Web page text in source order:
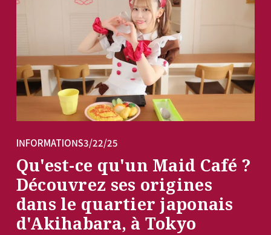
INFORMATIONS3/22/25
Qu'est-ce qu'un Maid Café ?
Découvrez ses origines
dans le quartier japonais
d'Akihabara, à Tokyo